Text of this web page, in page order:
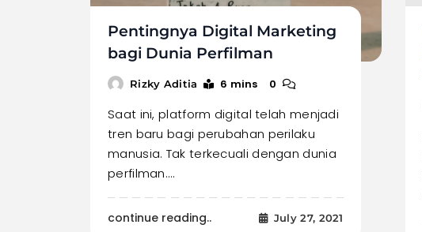
Pentingnya Digital Marketing
bagi Dunia Perfilman
Rizky Aditia 6 mins 0
Saat ini, platform digital telah menjadi
tren baru bagi perubahan perilaku
manusia. Tak terkecuali dengan dunia
perfilman.…
continue reading.. July 27, 2021